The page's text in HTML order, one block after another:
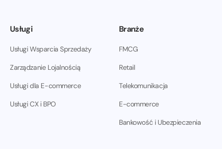
Usługi
Usługi Wsparcia Sprzedaży
Zarządzanie Lojalnością
Usługi dla E-commerce
Usługi CX i BPO
Branże
FMCG
Retail
Telekomunikacja
E-commerce
Bankowość i Ubezpieczenia